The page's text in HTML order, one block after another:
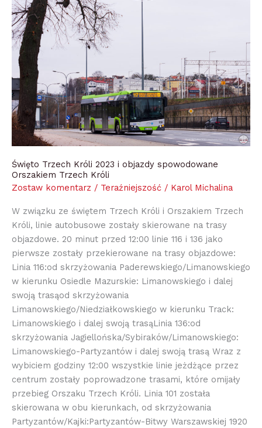
Święto Trzech Króli 2023 i objazdy spowodowane
Orszakiem Trzech Króli
Zostaw komentarz / Teraźniejszość / Karol Michalina
W związku ze świętem Trzech Króli i Orszakiem Trzech
Króli, linie autobusowe zostały skierowane na trasy
objazdowe. 20 minut przed 12:00 linie 116 i 136 jako
pierwsze zostały przekierowane na trasy objazdowe:
Linia 116:od skrzyżowania Paderewskiego/Limanowskiego
w kierunku Osiedle Mazurskie: Limanowskiego i dalej
swoją trasąod skrzyżowania
Limanowskiego/Niedziałkowskiego w kierunku Track:
Limanowskiego i dalej swoją trasąLinia 136:od
skrzyżowania Jagiellońska/Sybiraków/Limanowskiego:
Limanowskiego-Partyzantów i dalej swoją trasą Wraz z
wybiciem godziny 12:00 wszystkie linie jeżdżące przez
centrum zostały poprowadzone trasami, które omijały
przebieg Orszaku Trzech Króli. Linia 101 została
skierowana w obu kierunkach, od skrzyżowania
Partyzantów/Kajki:Partyzantów-Bitwy Warszawskiej 1920
Trzech
Króli
2023
i
objazdy
spowodowane
Orszakiem
Trzech
Króli